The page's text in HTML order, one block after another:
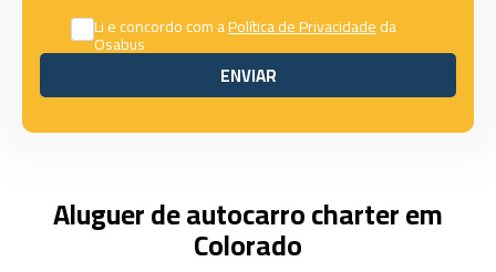
Li e concordo com aPolítica de Privacidadeda
Osabus
ENVIAR
ENVIAR
Aluguer de autocarro charter em
Colorado